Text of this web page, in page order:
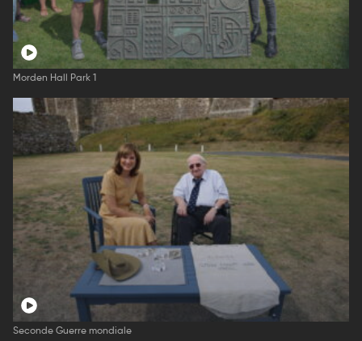
Morden Hall Park 1
Seconde Guerre mondiale